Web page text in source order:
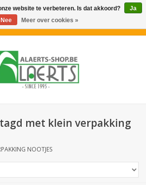
met klein verpakking
NOOTJES
website te verbeteren. Is dat akkoord?
Ja
Nee
Meer over cookies »